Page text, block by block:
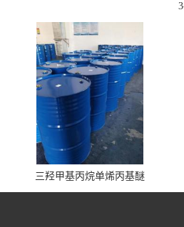
三羟甲基丙烷单烯丙基醚